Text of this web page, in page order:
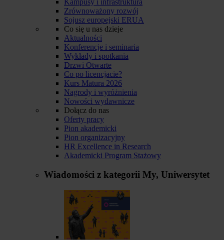
Zrównoważony rozwój
Sojusz europejski ERUA
Co się u nas dzieje
Aktualności
Konferencje i seminaria
Wykłady i spotkania
Drzwi Otwarte
Co po licencjacie?
Kurs Matura 2026
Nagrody i wyróżnienia
Nowości wydawnicze
Dołącz do nas
Oferty pracy
Pion akademicki
Pion organizacyjny
HR Excellence in Research
Akademicki Program Stażowy
Wiadomości z kategorii My, Uniwersytet